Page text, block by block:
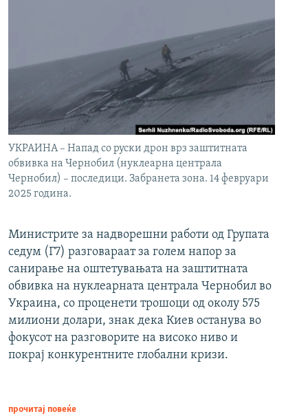
УКРАИНА – Напад со руски дрон врз заштитната
обвивка на Чернобил (нуклеарна централа
Чернобил) – последици. Забранета зона. 14 февруари
2025 година.
Министрите за надворешни работи од Групата
седум (Г7) разговараат за голем напор за
санирање на оштетувањата на заштитната
обвивка на нуклеарната централа Чернобил во
Украина, со проценети трошоци од околу 575
милиони долари, знак дека Киев останува во
фокусот на разговорите на високо ниво и
покрај конкурентните глобални кризи.
прочитај повеќе